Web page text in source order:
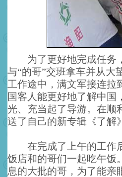
为了更好地完成任务，
与“的哥”交班拿车并从大
工作途中，满文军接连
国客人能更好地了解中
光、充当起了导游。在顺
送了自己的新专辑《了解
在完成了上午的工作后
饭店和的哥们一起吃午饭
息的大批的哥，为了能亲